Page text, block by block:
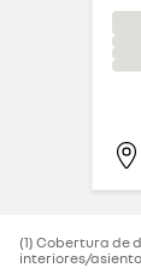
(1) Cobertura de
interiores/